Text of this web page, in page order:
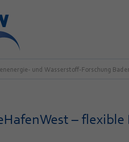
und Wasserstoff-Forschung
–